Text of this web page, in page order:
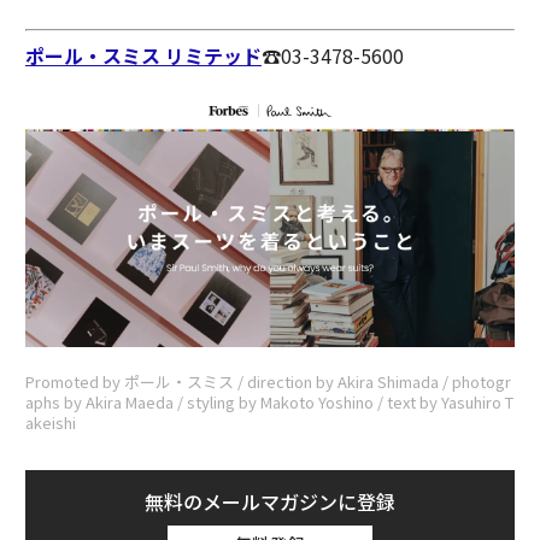
ポール・スミス リミテッド☎︎03-3478-5600
Promoted by ポール・スミス / direction by Akira Shimada / photogr
aphs by Akira Maeda / styling by Makoto Yoshino / text by Yasuhiro T
akeishi
無料のメールマガジンに登録